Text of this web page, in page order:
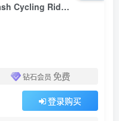
【PC/RPG/云汉化】闪电骑行3 Flash Cycling Ride.S V0.90 云汉化版【3.5G】
钻石会员 免费
登录购买